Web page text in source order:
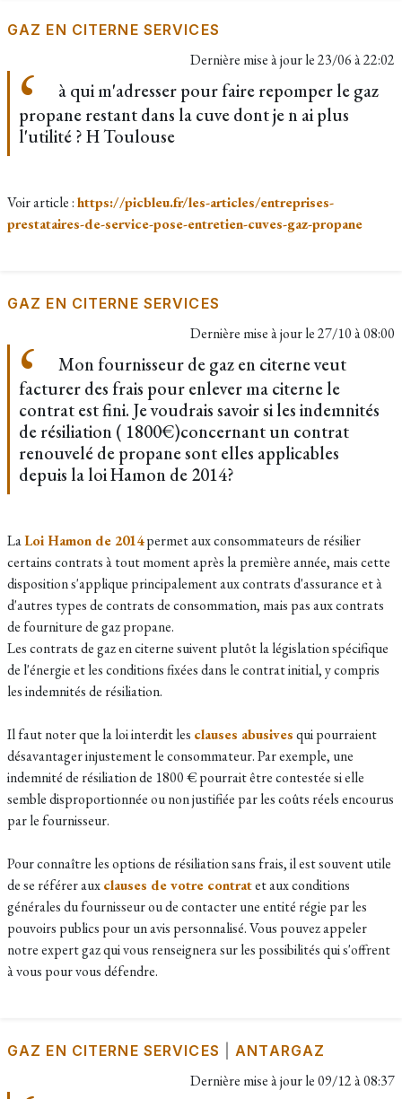
GAZ EN CITERNE SERVICES
Dernière mise à jour le23/06 à 22:02
à qui m'adresser pour faire repomper le gaz
propane restant dans la cuve dont je n ai plus
l'utilité ? H Toulouse
Voir article :https://picbleu.fr/les-articles/entreprises-
prestataires-de-service-pose-entretien-cuves-gaz-propane
GAZ EN CITERNE SERVICES
Dernière mise à jour le27/10 à 08:00
Mon fournisseur de gaz en citerne veut
facturer des frais pour enlever ma citerne le
contrat est fini. Je voudrais savoir si les indemnités
de résiliation ( 1800€)concernant un contrat
renouvelé de propane sont elles applicables
depuis la loi Hamon de 2014?
LaLoi Hamon de 2014permet aux consommateurs de résilier
certains contrats à tout moment après la première année, mais cette
disposition s'applique principalement aux contrats d'assurance et à
d'autres types de contrats de consommation, mais pas aux contrats
de fourniture de gaz propane.
Les contrats de gaz en citerne suivent plutôt la législation spécifique
de l'énergie et les conditions fixées dans le contrat initial, y compris
les indemnités de résiliation.
Il faut noter que la loi interdit les clauses abusivesqui pourraient
désavantager injustement le consommateur. Par exemple, une
indemnité de résiliation de 1800 € pourrait être contestée si elle
semble disproportionnée ou non justifiée par les coûts réels encourus
par le fournisseur.
Pour connaître les options de résiliation sans frais, il est souvent utile
de se référer auxclauses de votre contratet aux conditions
générales du fournisseur ou de contacter une entité régie par les
pouvoirs publics pour un avis personnalisé. Vous pouvez appeler
notre expert gaz qui vous renseignera sur les possibilités qui s'offrent
à vous pour vous défendre.
GAZ EN CITERNE SERVICES |ANTARGAZ
Dernière mise à jour le09/12 à 08:37